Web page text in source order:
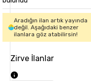
Aradığın ilan artık yayında
değil. Aşağıdaki benzer
ilanlara göz atabilirsin!
Zirve İlanlar